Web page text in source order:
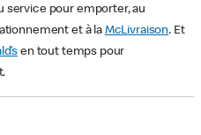
service pour emporter, au
et à la McLivraison. Et
en tout temps pour